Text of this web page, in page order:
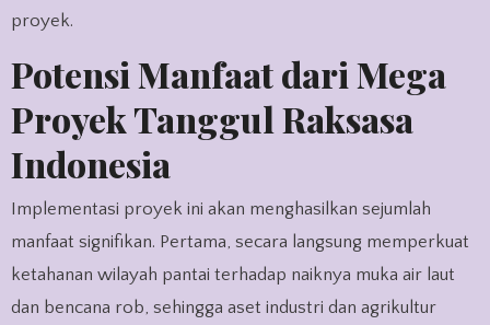
proyek.
Potensi Manfaat dari Mega
Proyek Tanggul Raksasa
Indonesia
Implementasi proyek ini akan menghasilkan sejumlah
manfaat signifikan. Pertama, secara langsung memperkuat
ketahanan wilayah pantai terhadap naiknya muka air laut
dan bencana rob, sehingga aset industri dan agrikultur